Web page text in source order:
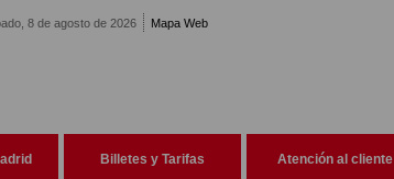
8 de agosto de 2026 Mapa Web
Billetes y Tarifas Atención al cliente